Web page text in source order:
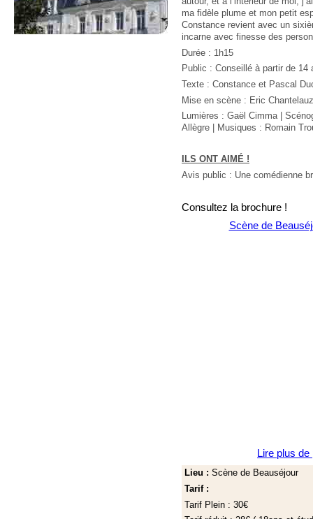
ma fidèle plume et mon petit
Constance revient avec un
incarne avec finesse des
Durée : 1h15
Public : Conseillé à partir de 14
Texte : Constance et Pascal
Mise en scène : Eric
Lumières : Gaël Cimma |
Allègre | Musiques : Romain
ILS ONT AIMÉ !
Avis public : Une comédienne
Consultez la brochure !
Scène de
Lire plus
Lieu : Scène de Beauséjour
Tarif :
Tarif Plein : 30€